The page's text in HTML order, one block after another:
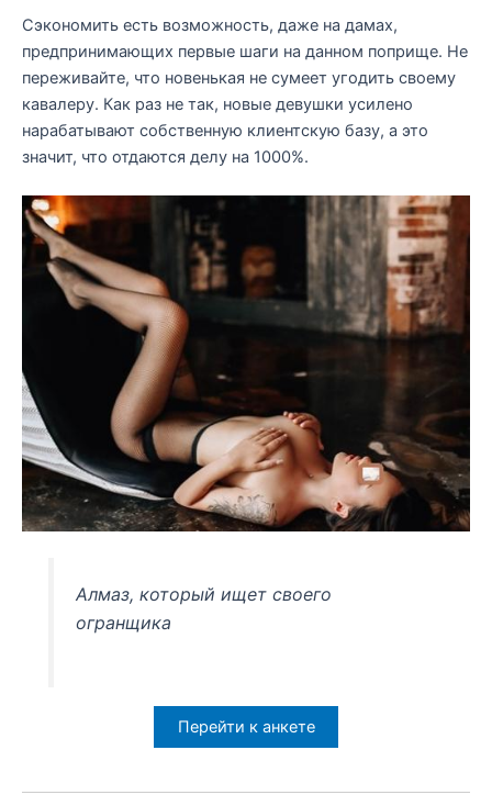
Сэкономить есть возможность, даже на дамах,
предпринимающих первые шаги на данном поприще. Не
переживайте, что новенькая не сумеет угодить своему
кавалеру. Как раз не так, новые девушки усилено
нарабатывают собственную клиентскую базу, а это
значит, что отдаются делу на 1000%.
Алмаз, который ищет своего
огранщика
Перейти к анкете